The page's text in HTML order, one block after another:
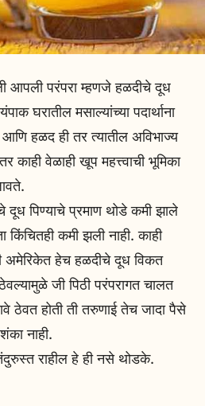
आपली परंपरा म्हणजे हळदीचे दूध
घरातील मसाल्यांच्या पदार्थाना
हळद ही तर त्यातील अविभाज्य
काही वेळाही खूप महत्त्वाची भूमिका
पिण्याचे प्रमाण थोडे कमी झाले
कमी झली नाही. काही
अमेरिकेत हेच हळदीचे दूध विकत
जी पिठी परंपरागत चालत
ठेवत होती ती तरुणाई तेच जादा पैसे
नाही.
राहील हे ही नसे थोडके.